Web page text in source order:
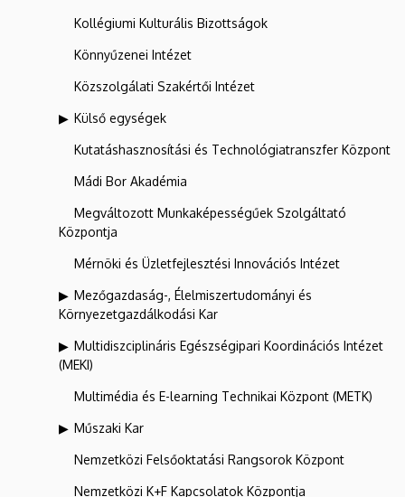
Kollégiumi Kulturális Bizottságok
Könnyűzenei Intézet
Közszolgálati Szakértői Intézet
Külső egységek
Kutatáshasznosítási és Technológiatranszfer Központ
Mádi Bor Akadémia
Megváltozott Munkaképességűek Szolgáltató
Központja
Mérnöki és Üzletfejlesztési Innovációs Intézet
Mezőgazdaság-, Élelmiszertudományi és
Környezetgazdálkodási Kar
Multidiszciplináris Egészségipari Koordinációs Intézet
(MEKI)
Multimédia és E-learning Technikai Központ (METK)
Műszaki Kar
Nemzetközi Felsőoktatási Rangsorok Központ
Nemzetközi K+F Kapcsolatok Központja